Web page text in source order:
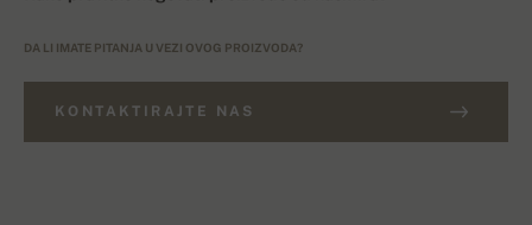
DA LI IMATE PITANJA U VEZI OVOG PROIZVODA?
KONTAKTIRAJTE NAS